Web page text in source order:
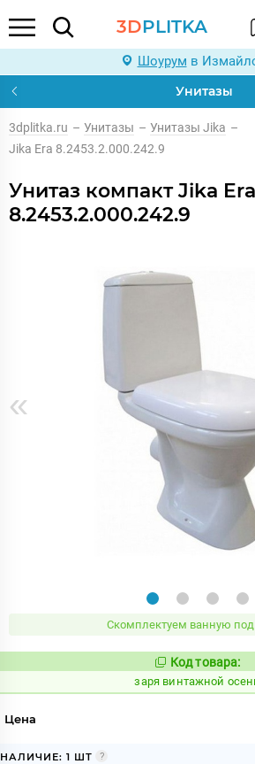
3DPLITKA
Шоурум в
Унитазы
3dplitka.ru – Унитазы – Унитазы Jika –
Jika Era 8.2453.2.000.242.9
Унитаз компакт Jika Era
8.2453.2.000.242.9
«
Скомплектуем ванную
Код товара:
заря винтажной
Цена
НАЛИЧИЕ: 1 ШТ